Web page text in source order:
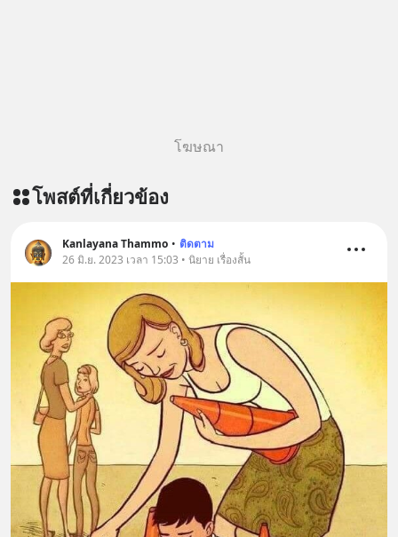
โฆษณา
โพสต์ที่เกี่ยวข้อง
Kanlayana Thammo • ติดตาม
26 มิ.ย. 2023 เวลา 15:03 • นิยาย เรื่องสั้น